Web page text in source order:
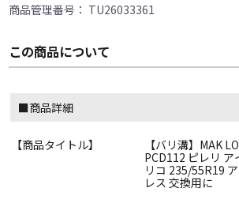
商品管理番号： TU26033361
この商品について
■商品詳細
【商品タイトル】
【バリ溝】MAK
PCD112 ピレリ
リコ 235/55R19
レス 交換用に